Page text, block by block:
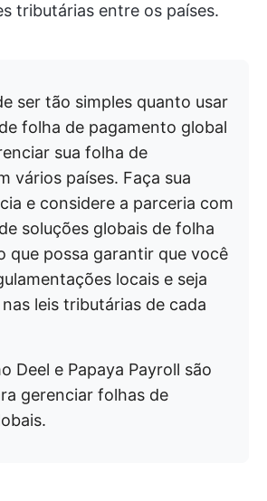
tributárias entre os países.
ser tão simples quanto usar
folha de pagamento global
sua folha de
vários países. Faça sua
e considere a parceria com
soluções globais de folha
que possa garantir que você
locais e seja
leis tributárias de cada
Deel e Papaya Payroll são
gerenciar folhas de